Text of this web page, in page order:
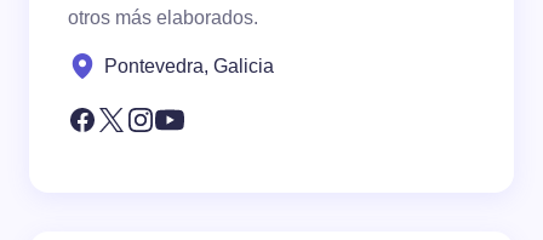
otros más elaborados.
Pontevedra, Galicia